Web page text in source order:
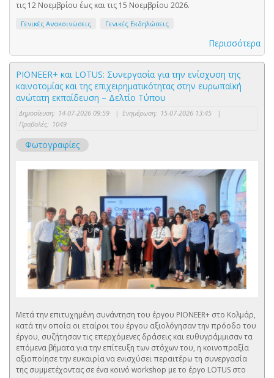
τις 12 Νοεμβρίου έως και τις 15 Νοεμβρίου 2026.
Γενικές Ανακοινώσεις Γενικές Εκδηλώσεις
Περισσότερα
PIONEER+ και LOTUS: Συνεργασία για την ενίσχυση της
καινοτομίας και της επιχειρηματικότητας στην ευρωπαϊκή
ανώτατη εκπαίδευση – Δελτίο Τύπου
Δημοσίευση: 14-07-2026 09:59 | Ενημέρωση: 15-07-2026 13:45
|
Προβολές: 1049
Φωτογραφίες
Μετά την επιτυχημένη συνάντηση του έργου PIONEER+ στο Κολμάρ,
κατά την οποία οι εταίροι του έργου αξιολόγησαν την πρόοδο του
έργου, συζήτησαν τις επερχόμενες δράσεις και ευθυγράμμισαν τα
επόμενα βήματα για την επίτευξη των στόχων του, η κοινοπραξία
αξιοποίησε την ευκαιρία να ενισχύσει περαιτέρω τη συνεργασία
της συμμετέχοντας σε ένα κοινό workshop με το έργο LOTUS στο